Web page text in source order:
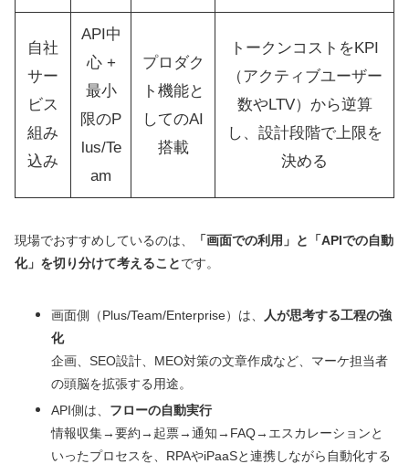
自社
サー
ビス
組み
込み
API中
心 +
最小
限のP
lus/Te
am
プロダク
ト機能と
してのAI
搭載
トークンコストをKPI
（アクティブユーザー
数やLTV）から逆算
し、設計段階で上限を
決める
現場でおすすめしているのは、
「画面での利用」と「APIでの自動
化」を切り分けて考えることです。
画面側（Plus/Team/Enterprise）は、
人が思考する工程の強
化
企画、SEO設計、MEO対策の文章作成など、マーケ担当者
の頭脳を拡張する用途。
API側は、 フローの自動実行
情報収集→要約→起票→通知→FAQ→エスカレーションと
いったプロセスを、RPAやiPaaSと連携しながら自動化する